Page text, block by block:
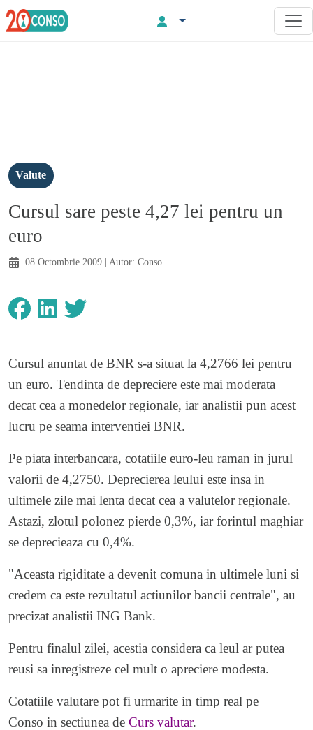
Valute
Cursul sare peste 4,27 lei pentru un
euro
08 Octombrie 2009 | Autor: Conso
Cursul anuntat de BNR s-a situat la 4,2766 lei pentru
un euro. Tendinta de depreciere este mai moderata
decat cea a monedelor regionale, iar analistii pun acest
lucru pe seama interventiei BNR.
Pe piata interbancara, cotatiile euro-leu raman in jurul
valorii de 4,2750. Deprecierea leului este insa in
ultimele zile mai lenta decat cea a valutelor regionale.
Astazi, zlotul polonez pierde 0,3%, iar forintul maghiar
se deprecieaza cu 0,4%.
"Aceasta rigiditate a devenit comuna in ultimele luni si
credem ca este rezultatul actiunilor bancii centrale", au
precizat analistii ING Bank.
Pentru finalul zilei, acestia considera ca leul ar putea
reusi sa inregistreze cel mult o apreciere modesta.
Cotatiile valutare pot fi urmarite in timp real pe
Conso in sectiunea de Curs valutar.